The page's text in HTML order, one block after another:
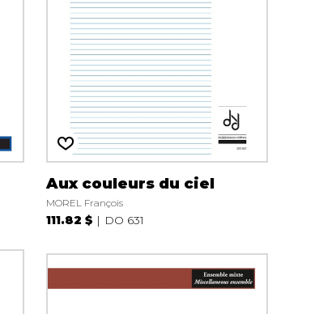
Aux couleurs du ciel
MOREL François
111.82 $ DO 631